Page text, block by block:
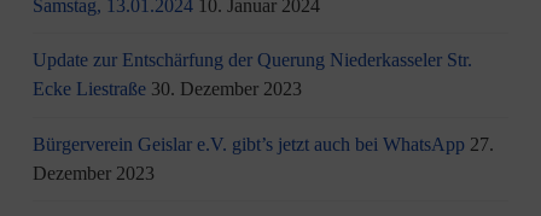
Samstag, 13.01.2024 10. Januar 2024
Update zur Entschärfung der Querung Niederkasseler Str.
Ecke Liestraße 30. Dezember 2023
Bürgerverein Geislar e.V. gibt’s jetzt auch bei WhatsApp 27.
Dezember 2023